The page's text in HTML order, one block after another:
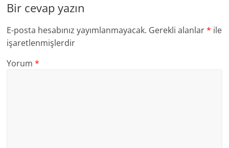
Bir cevap yazın
E-posta hesabınız yayımlanmayacak. Gerekli alanlar* ile
işaretlenmişlerdir
Yorum*